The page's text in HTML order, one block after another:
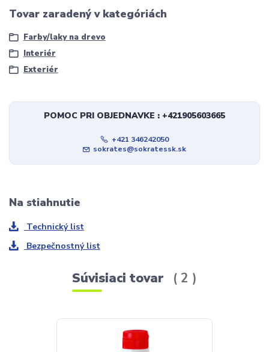
Tovar zaradený v kategóriách
Farby/laky na drevo
Interiér
Exteriér
POMOC PRI OBJEDNAVKE : +421905603665
+421 346242050
sokrates@sokratessk.sk
Na stiahnutie
Technický list
Bezpečnostný list
Súvisiaci tovar 2